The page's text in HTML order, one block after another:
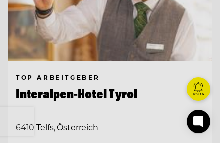
TOP ARBEITGEBER
Interalpen-Hotel Tyrol
6410 Telfs, Österreich
JOBS